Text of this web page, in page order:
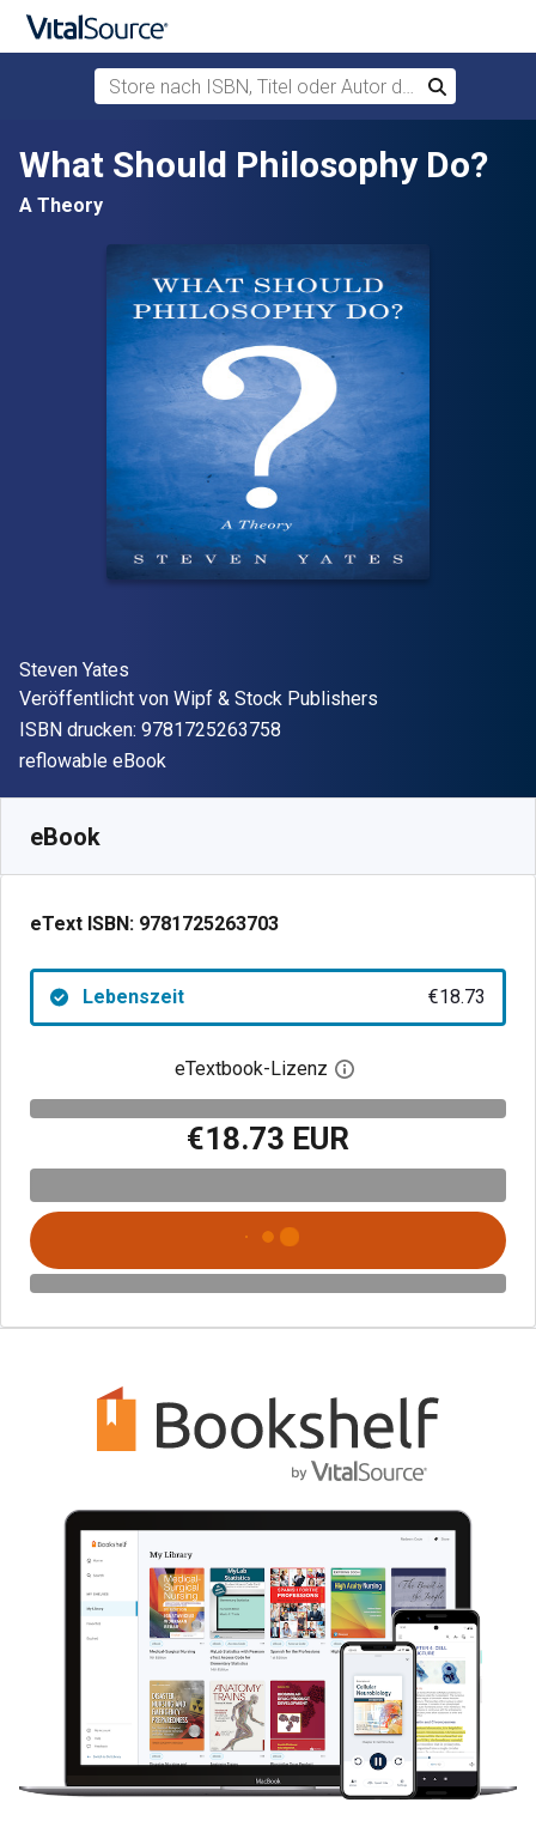
Zum Hauptinhalt springen
Store nach ISBN, Titel oder Autor durchsuchen
Suchen
What Should Philosophy Do?
A Theory
Autor(en)
Steven Yates
Verleger
Veröffentlicht von Wipf & Stock Publishers
ISBN drucken: 9781725263758
Format
reflowable eBook
eBook
eText ISBN: 9781725263703
Lebenszeit €18.73
eTextbook-Lizenz Digitalen
€18.73 EUR